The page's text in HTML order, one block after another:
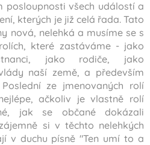
posloupnosti všech událostí a
kterých je již celá řada. Tato
nová, nelehká a musíme se s
které zastáváme - jako
jako rodiče, jako
naší země, a především
ze jmenovaných rolí
ačkoliv je vlastně rolí
jak se občané dokázali
si v těchto nelehkých
v duchu písně "Ten umí to a